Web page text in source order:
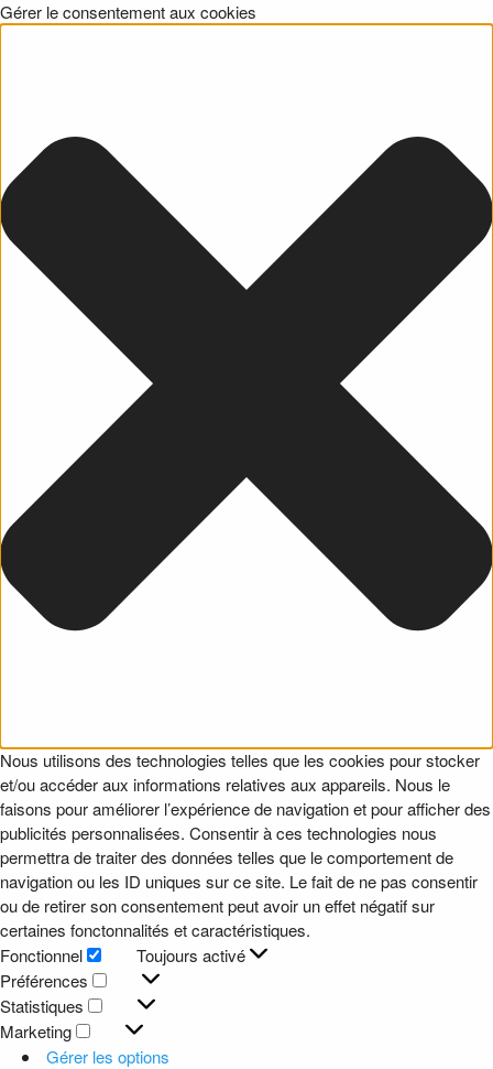
Gérer le consentement aux cookies
Nous utilisons des technologies telles que les cookies pour stocker
et/ou accéder aux informations relatives aux appareils. Nous le
faisons pour améliorer l’expérience de navigation et pour afficher des
publicités personnalisées. Consentir à ces technologies nous
permettra de traiter des données telles que le comportement de
navigation ou les ID uniques sur ce site. Le fait de ne pas consentir
ou de retirer son consentement peut avoir un effet négatif sur
certaines fonctonnalités et caractéristiques.
Fonctionnel
Fonctionnel
Toujours activé
Préférences
Préférences
Statistiques
Statistiques
Marketing
Marketing
Gérer les options